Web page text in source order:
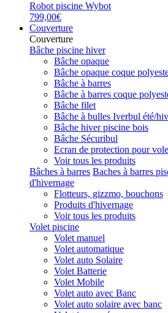
Robot piscine Wybot
799,00€
Couverture
Couverture
Bâche piscine hiver
Bâche opaque
Bâche opaque coque
Bâche à barres
Bâche à barres coque
Bâche filet
Bâche à bulles Iverbul été/
Bâche hiver piscine bois
Bâche Sécuribul
Ecran de protection pour
Voir tous les produits
Bâches à barres Baches à barres
d'hivernage
Flotteurs, gizzmo, bouchons
Produits d'hivernage
Voir tous les produits
Volet piscine
Volet manuel
Volet automatique
Volet auto Solaire
Volet Batterie
Volet Mobile
Volet auto avec Banc
Volet auto solaire avec banc